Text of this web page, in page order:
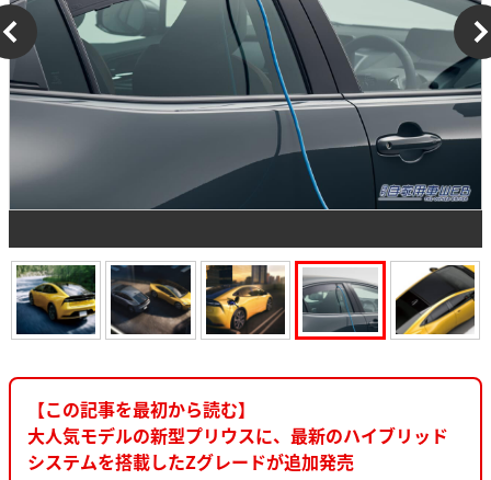
【この記事を最初から読む】
大人気モデルの新型プリウスに、最新のハイブリッド
システムを搭載したZグレードが追加発売